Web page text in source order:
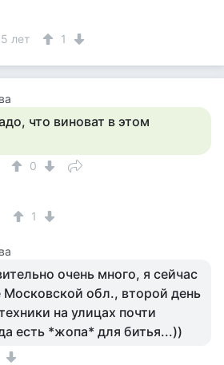
5 лет 1
что виноват в этом
0
1
очень много, я сейчас
Московской обл., второй день
на улицах почти
есть *жопа* для битья...))